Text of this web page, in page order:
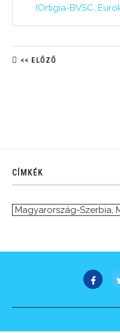
(Ortigia-BVSC,
<< ELŐZŐ
CÍMKÉK
Magyarország-Szerbia,